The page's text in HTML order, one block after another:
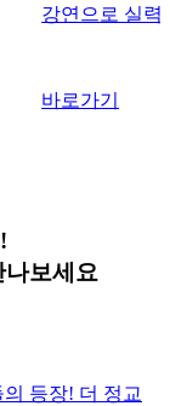
.
과정을
바로가
보세요
등장! 더 정교